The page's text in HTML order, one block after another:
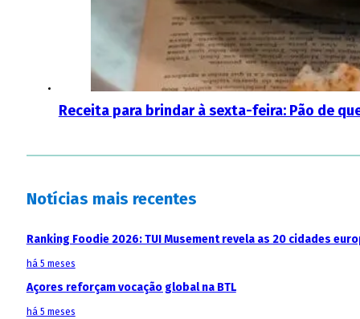
Receita para brindar à sexta-feira: Pão de
Notícias mais recentes
Ranking Foodie 2026: TUI Musement revela as 20 cidades
há 5 meses
Açores reforçam vocação global na BTL
há 5 meses